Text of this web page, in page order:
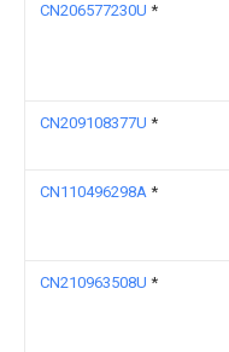
CN206577230U *
CN209108377U *
CN110496298A *
CN210963508U *